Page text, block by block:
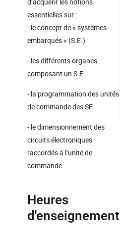
essentielles sur :
- le concept de « systèmes
embarqués » (S.E.).
- les différents organes
composant un S.E.
- la programmation des unités
de commande des SE
- le dimensionnement des
circuits électroniques
raccordés à l’unité de
commande
Heures
d'enseignement